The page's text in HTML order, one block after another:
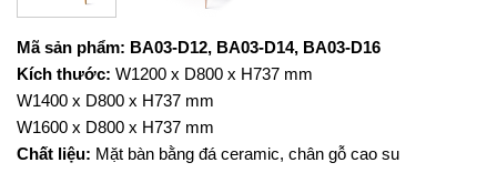
Mã sản phẩm: BA03-D12, BA03-D14, BA03-D16
Kích thước: W1200 x D800 x H737 mm
W1400 x D800 x H737 mm
W1600 x D800 x H737 mm
Chất liệu: Mặt bàn bằng đá ceramic, chân gỗ cao su